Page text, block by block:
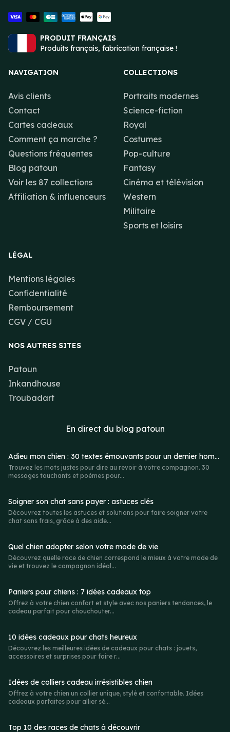
PRODUIT FRANÇAIS
Produits français, fabrication française !
NAVIGATION
Avis clients
Contact
Cartes cadeaux
Comment ça marche ?
Questions fréquentes
Blog patoun
Voir les 87 collections
Affiliation & influenceurs
COLLECTIONS
Portraits modernes
Science-fiction
Royal
Costumes
Pop-culture
Fantasy
Cinéma et télévision
Western
Militaire
Sports et loisirs
LÉGAL
Mentions légales
Confidentialité
Remboursement
CGV / CGU
NOS AUTRES SITES
Patoun
Inkandhouse
Troubadart
En direct du blog patoun
Adieu mon chien : 30 textes émouvants pour un dernier hommage
Trouvez les mots justes pour dire au revoir à votre compagnon. 30
messages touchants et poèmes pour...
Soigner son chat sans payer : astuces clés
Découvrez toutes les astuces et solutions pour faire soigner votre
chat sans frais, grâce à des aide...
Quel chien adopter selon votre mode de vie
Découvrez quelle race de chien correspond le mieux à votre mode de
vie et trouvez le compagnon idéal...
Paniers pour chiens : 7 idées cadeaux top
Offrez à votre chien confort et style avec nos paniers tendances, le
cadeau parfait pour chouchouter...
10 idées cadeaux pour chats heureux
Découvrez les meilleures idées de cadeaux pour chats : jouets,
accessoires et surprises pour faire r...
Idées de colliers cadeau irrésistibles chien
Offrez à votre chien un collier unique, stylé et confortable. Idées
cadeaux parfaites pour allier sé...
Top 10 des races de chats à découvrir